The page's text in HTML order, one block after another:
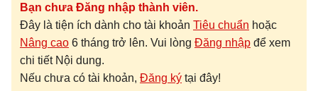
Bạn chưa Đăng nhập thành viên.
Đây là tiện ích dành cho tài khoản Tiêu chuẩn hoặc
Nâng cao 6 tháng trở lên. Vui lòng Đăng nhập để xem
chi tiết Nội dung.
Nếu chưa có tài khoản, Đăng ký tại đây!